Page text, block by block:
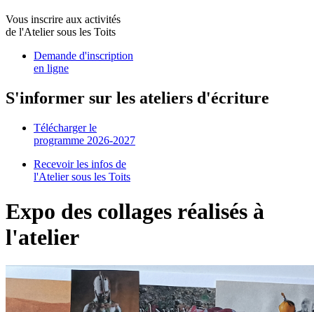
Vous inscrire aux activités
de l'Atelier sous les Toits
Demande d'inscription
en ligne
S'informer sur les ateliers d'écriture
Télécharger le
programme 2026-2027
Recevoir les infos de
l'Atelier sous les Toits
Expo des collages réalisés à
l'atelier